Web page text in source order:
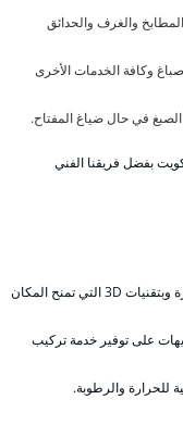
والغرف والحدائق
وكافة الخدمات الأخرى
الصبغ في حال ضياغ المفتاح.
بفضل فريقنا الفني
نعمل على توفير رولات ورق جدران حديثة وبتصاميم مميزة وبتقنيات 3D التي تمنح المكان
على توفير خدمة تركيب
للحرارة والرطوبة.